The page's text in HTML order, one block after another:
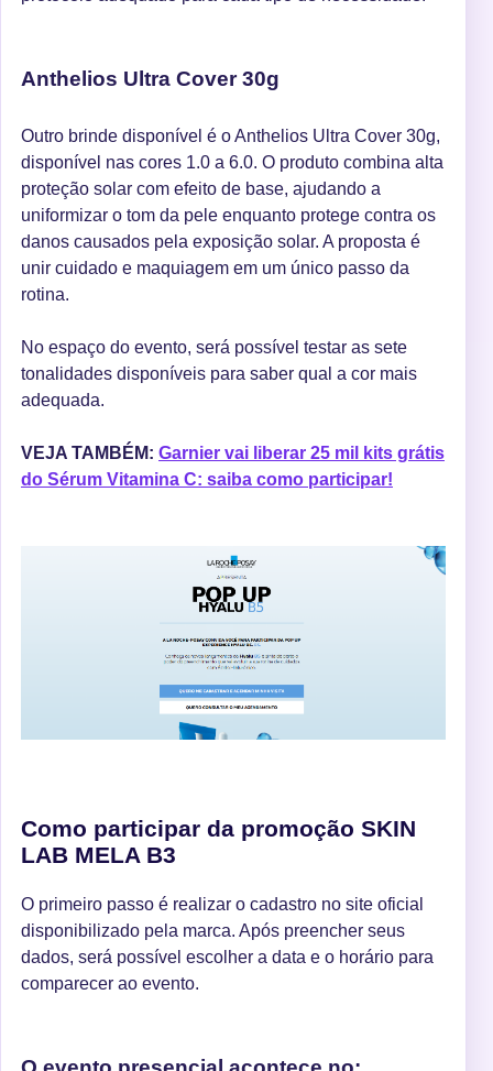
Anthelios Ultra Cover 30g
Outro brinde disponível é o Anthelios Ultra Cover 30g,
disponível nas cores 1.0 a 6.0. O produto combina alta
proteção solar com efeito de base, ajudando a
uniformizar o tom da pele enquanto protege contra os
danos causados pela exposição solar. A proposta é
unir cuidado e maquiagem em um único passo da
rotina.
No espaço do evento, será possível testar as sete
tonalidades disponíveis para saber qual a cor mais
adequada.
VEJA TAMBÉM: Garnier vai liberar 25 mil kits grátis
do Sérum Vitamina C: saiba como participar!
Como participar da promoção SKIN
LAB MELA B3
O primeiro passo é realizar o cadastro no site oficial
disponibilizado pela marca. Após preencher seus
dados, será possível escolher a data e o horário para
comparecer ao evento.